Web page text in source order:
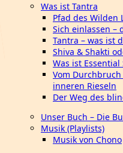
Was ist Tantra
Pfad des Wilden
Sich einlassen –
Tantra – was ist
Shiva & Shakti
Was ist Essential
Vom
inneren Rieseln
Der Weg des
Unser Buch – Die
Musik (Playlists)
Musik von Chono